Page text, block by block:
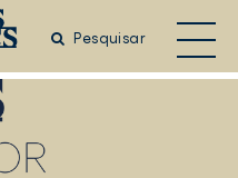
Pesquisar